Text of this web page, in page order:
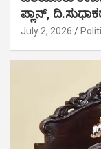
ಪ್ಲಾನ್,
July 2, 2026